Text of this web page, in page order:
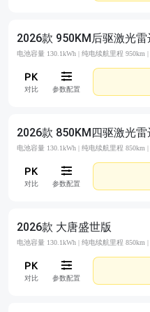
2026款 950KM后驱激光雷
电池容量 130.1kWh | 纯电续航里程 950km |
对比 参数配置
2026款 850KM四驱激光雷
电池容量 130.1kWh | 纯电续航里程 850km |
对比 参数配置
2026款 大唐盛世版
电池容量 130.1kWh | 纯电续航里程 850km |
对比 参数配置